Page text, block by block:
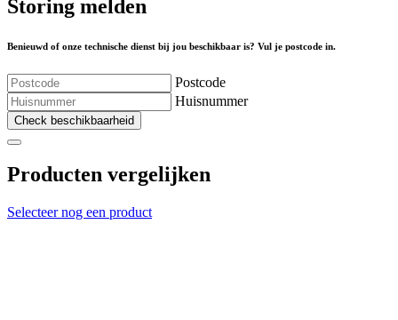
Storing melden
Benieuwd of onze technische dienst bij jou beschikbaar is? Vul je postcode in.
Postcode
Huisnummer
Check beschikbaarheid
Producten vergelijken
Selecteer nog een product